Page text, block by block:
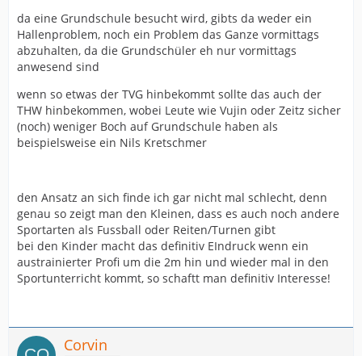
da eine Grundschule besucht wird, gibts da weder ein
Hallenproblem, noch ein Problem das Ganze vormittags
abzuhalten, da die Grundschüler eh nur vormittags
anwesend sind
wenn so etwas der TVG hinbekommt sollte das auch der
THW hinbekommen, wobei Leute wie Vujin oder Zeitz sicher
(noch) weniger Boch auf Grundschule haben als
beispielsweise ein Nils Kretschmer
den Ansatz an sich finde ich gar nicht mal schlecht, denn
genau so zeigt man den Kleinen, dass es auch noch andere
Sportarten als Fussball oder Reiten/Turnen gibt
bei den Kinder macht das definitiv EIndruck wenn ein
austrainierter Profi um die 2m hin und wieder mal in den
Sportunterricht kommt, so schaftt man definitiv Interesse!
Corvin